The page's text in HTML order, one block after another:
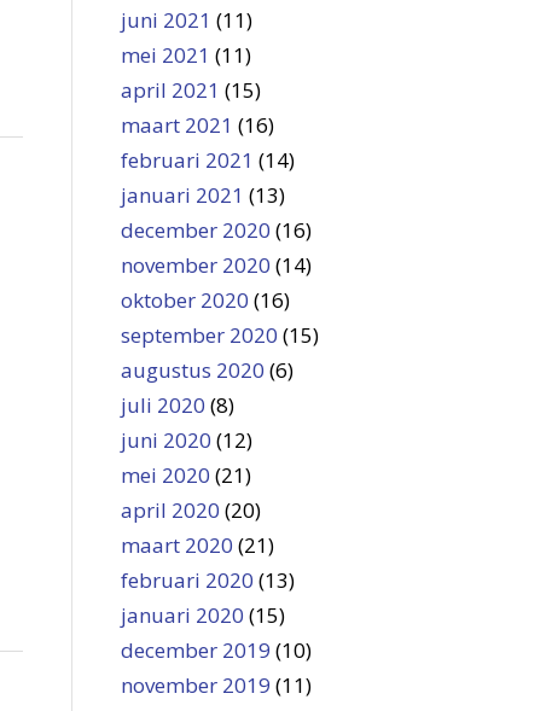
juni 2021 (11)
mei 2021 (11)
april 2021 (15)
maart 2021 (16)
februari 2021 (14)
januari 2021 (13)
december 2020 (16)
november 2020 (14)
oktober 2020 (16)
september 2020 (15)
augustus 2020 (6)
juli 2020 (8)
juni 2020 (12)
mei 2020 (21)
april 2020 (20)
maart 2020 (21)
februari 2020 (13)
januari 2020 (15)
december 2019 (10)
november 2019 (11)